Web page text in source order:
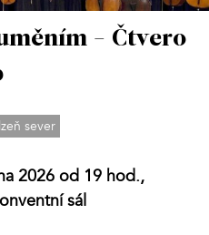
- Čtvero
sever
2026 od 19 hod.,
sál